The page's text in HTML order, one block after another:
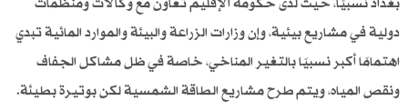
بغداد نسبيًا، حيث لدى حكومة الإقليم تعاون مع وكالات ومنظمات
دولية في مشاريع بيئية، وإن وزارات الزراعة والبيئة والموارد المائية تبدي
اهتمامًا أكبر نسبيًا بالتغير المناخي، خاصة في ظل مشاكل الجفاف
ونقص المياه، ويتم طرح مشاريع الطاقة الشمسية لكن بوتيرة بطيئة.